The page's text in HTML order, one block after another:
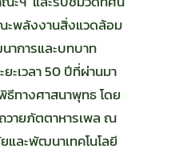
ะพลังงานสิ่งแวดล้อม
าการและบทบาท
เวลา 50 ปีที่ผ่านมา
ทางศาสนาพุทธ โดย
วายภัตตาหารเพล ณ
และพัฒนาเทคโนโลยี